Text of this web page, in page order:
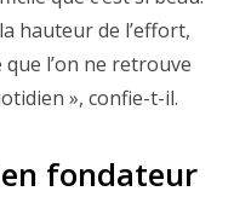
hauteur de l’effort,
l’on ne retrouve
», confie-t-il.
fondateur